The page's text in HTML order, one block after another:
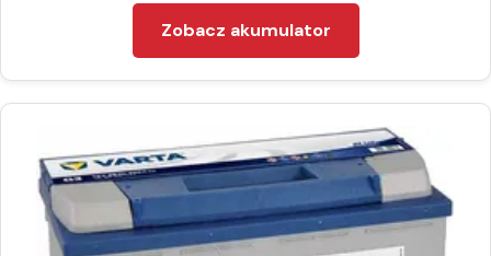
Zobacz akumulator